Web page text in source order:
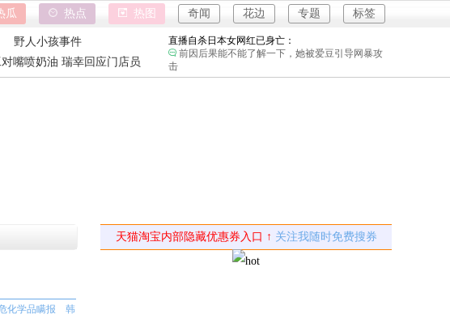
标签
专题
花边
奇闻
热图
热点
野人小孩事件
山西大同订婚强奸案
吉林大爷救助重庆游客
嘴喷奶油 瑞幸回应门店员
油枪喂食
前因后果能不能了解一下，她被爱豆引导网暴攻
海口80吨高危化学品瞒报：
社会需要较真的人监督。
韩国宣布国家灾难状态：
直播自杀日本女网红已身亡：
前因后果能不能了解一下，她被爱豆引导网暴攻
化学品瞒报
韩
天猫淘宝内部隐藏优惠券入口 ↑ 关注我随时免费搜券